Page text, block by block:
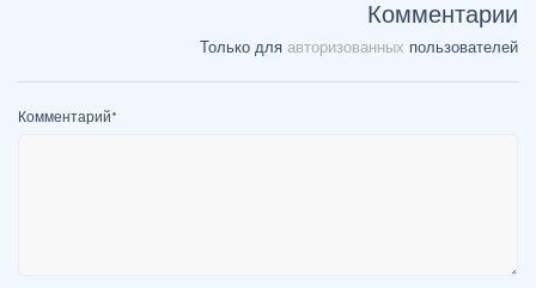
Комментарии
Только для авторизованных пользователей
Комментарий*